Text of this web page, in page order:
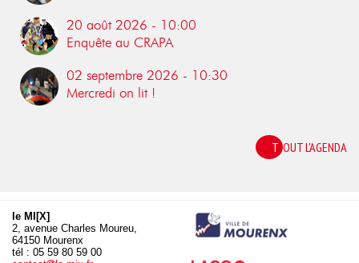
20 août 2026 - 10:00
Enquête au CRAPA
02 septembre 2026 - 10:30
Mercredi on lit !
TOUT L'AGENDA
le MI[X]
2, avenue Charles Moureu,
64150 Mourenx
tél : 05 59 80 59 00